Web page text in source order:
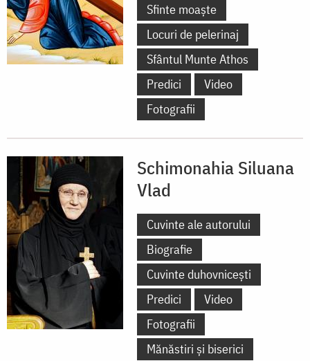
Sfinte moaște
Locuri de pelerinaj
Sfântul Munte Athos
Predici
Video
Fotografii
Schimonahia Siluana
Vlad
Cuvinte ale autorului
Biografie
Cuvinte duhovnicești
Predici
Video
Fotografii
Mănăstiri și biserici